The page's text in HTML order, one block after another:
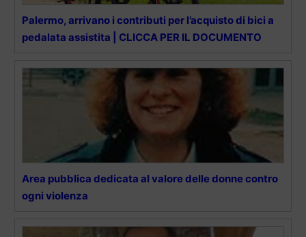
Palermo, arrivano i contributi per l’acquisto di bici a
pedalata assistita | CLICCA PER IL DOCUMENTO
Area pubblica dedicata al valore delle donne contro
ogni violenza